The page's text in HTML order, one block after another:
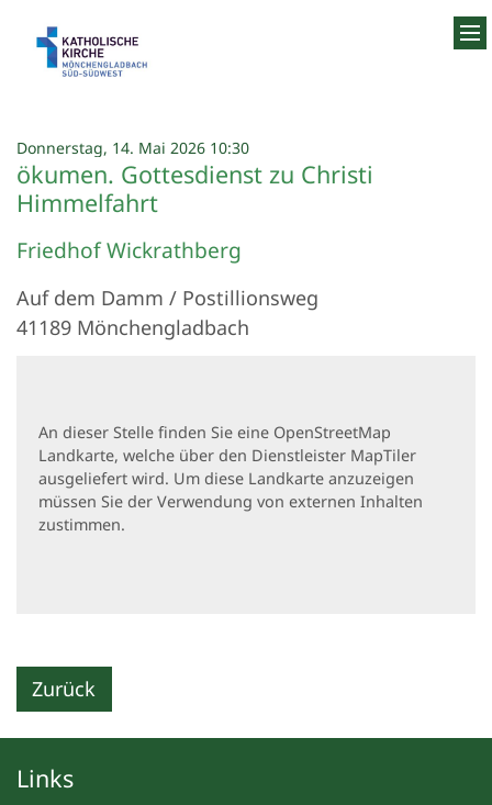
Donnerstag, 14. Mai 2026 10:30:
ökumen. Gottesdienst zu Christi
Himmelfahrt
Friedhof Wickrathberg
Auf dem Damm / Postillionsweg
41189 Mönchengladbach
An dieser Stelle finden Sie eine OpenStreetMap
Landkarte, welche über den Dienstleister MapTiler
ausgeliefert wird. Um diese Landkarte anzuzeigen
müssen Sie der Verwendung von externen Inhalten
zustimmen.
Zurück
Links